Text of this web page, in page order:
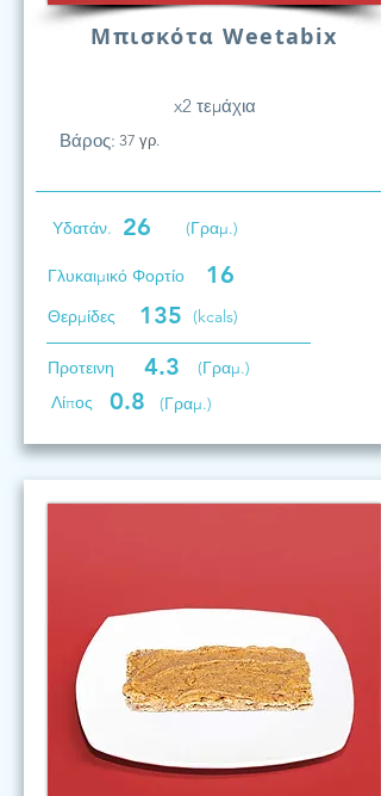
Μπισκότα Weetabix
x2 τεμάχια
Βάρος: 37 γρ.
Υδατάν. 26 (Γραμ.)
Γλυκαιμικό Φορτίο 16
Θερμίδες 135 (kcals)
Προτεινη 4.3
(Γραμ.)
Λίπος
0.8 (Γραμ.)